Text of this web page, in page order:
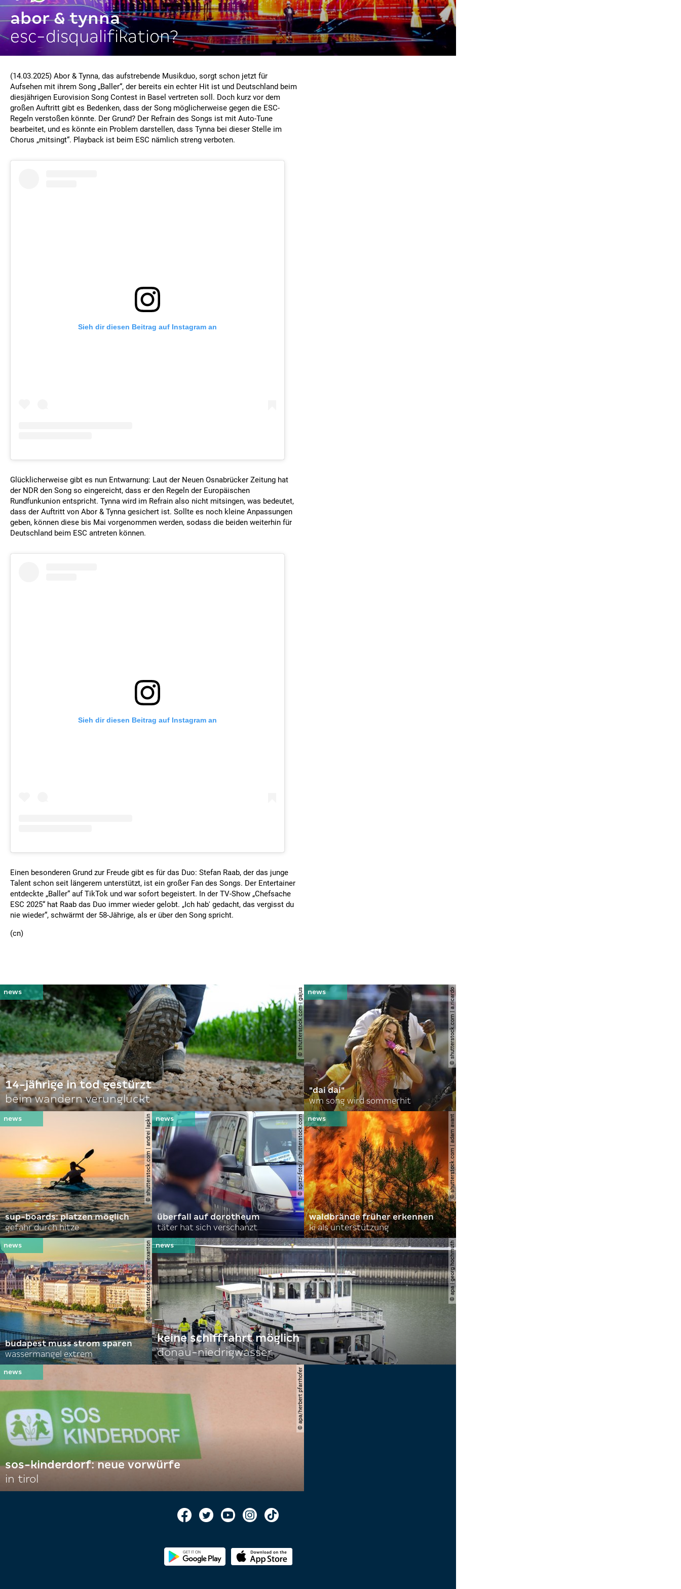
abor & tynna
esc-disqualifikation?
(14.03.2025) Abor & Tynna, das aufstrebende Musikduo, sorgt schon jetzt für
Aufsehen mit ihrem Song „Baller“, der bereits ein echter Hit ist und Deutschland beim
diesjährigen Eurovision Song Contest in Basel vertreten soll. Doch kurz vor dem
großen Auftritt gibt es Bedenken, dass der Song möglicherweise gegen die ESC-
Regeln verstoßen könnte. Der Grund? Der Refrain des Songs ist mit Auto-Tune
bearbeitet, und es könnte ein Problem darstellen, dass Tynna bei dieser Stelle im
Chorus „mitsingt“. Playback ist beim ESC nämlich streng verboten.
Sieh dir diesen Beitrag auf Instagram an
Glücklicherweise gibt es nun Entwarnung: Laut der Neuen Osnabrücker Zeitung hat
der NDR den Song so eingereicht, dass er den Regeln der Europäischen
Rundfunkunion entspricht. Tynna wird im Refrain also nicht mitsingen, was bedeutet,
dass der Auftritt von Abor & Tynna gesichert ist. Sollte es noch kleine Anpassungen
geben, können diese bis Mai vorgenommen werden, sodass die beiden weiterhin für
Deutschland beim ESC antreten können.
Sieh dir diesen Beitrag auf Instagram an
Einen besonderen Grund zur Freude gibt es für das Duo: Stefan Raab, der das junge
Talent schon seit längerem unterstützt, ist ein großer Fan des Songs. Der Entertainer
entdeckte „Baller“ auf TikTok und war sofort begeistert. In der TV-Show „Chefsache
ESC 2025“ hat Raab das Duo immer wieder gelobt. „Ich hab' gedacht, das vergisst du
nie wieder“, schwärmt der 58-Jährige, als er über den Song spricht.
(cn)
© shutterstock.com | gajus
14-jährige in tod gestürzt
beim wandern verunglückt
© shutterstock.com | a.ricardo
"dai dai"
wm song wird sommerhit
© shutterstock.com | andrei lapkin
sup-boards: platzen möglich
gefahr durch hitze
© spitzi-foto / shutterstock.com
überfall auf dorotheum
täter hat sich verschanzt
© shutterstock.com | adam avant
waldbrände früher erkennen
ki als unterstützung
© shutterstock.com | alexanton
budapest muss strom sparen
wassermangel extrem
© apa | georg hochmuth
keine schifffahrt möglich
donau-niedrigwasser
© apa/herbert pfarrhofer
sos-kinderdorf: neue vorwürfe
in tirol